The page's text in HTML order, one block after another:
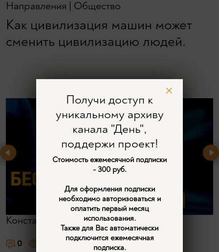
Направления Общество
Как цивилизация машин может
сменить цивилизацию людей.
Константин Воронцов
0 2
Получи доступ к
уникальному архиву
канала "День",
поддержи проект!
Стоимость ежемесячной подписки
- 300 руб.
Для оформления подписки
необходимо авторизоваться и
оплатить первый месяц
использования.
Также для Вас автоматически
подключится ежемесячная
подписка.